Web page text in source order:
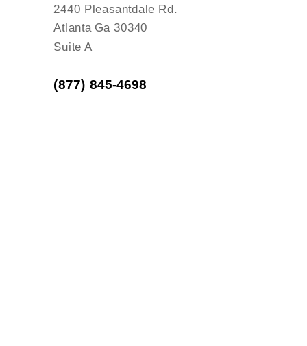
2440 Pleasantdale Rd.
Atlanta Ga 30340
Suite A
(877) 845-4698